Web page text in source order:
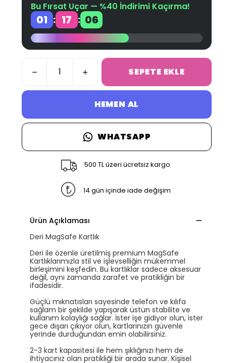
Bu Fırsat Uçar — %40 İndirimi Kaçırma!
01 : 17 : 05
SEPETE EKLE
HEMEN AL
WHATSAPP
500 TL üzeri ücretsiz kargo
14 gün içinde iade değişim
Ürün Açıklaması
Deri MagSafe Kartlık
Deri ile özenle üretilmiş premium MagSafe
Kartlıklarımızla stil ve işlevselliğin mükemmel
birleşimini keşfedin. Bu kartlıklar sadece aksesuar
değil, aynı zamanda zarafet ve pratikliğin bir
ifadesidir.
Güçlü mıknatısları sayesinde telefon ve kılıfa
sağlam bir şekilde yapışarak üstün stabilite ve
kullanım kolaylığı sağlar. İster işe gidiyor olun, ister
gece dışarı çıkıyor olun, kartlarınızın güvenle
yerinde durduğundan emin olabilirsiniz.
2-3 kart kapasitesi ile hem şıklığınızı hem de
ihtiyacınız olan pratikliği bir arada sunar. Kişisel